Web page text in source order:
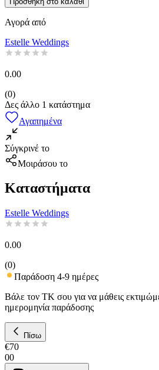
Αγορά από
Estelle Weddings
0.00
(0)
Δες άλλο 1 κατάστημα
Αγαπημένα
Σύγκρινέ το
Μοιράσου το
Καταστήματα
Estelle Weddings
0.00
(0)
Παράδοση 4-9 ημέρες
Βάλε τον ΤΚ σου για να μάθεις
ημερομηνία παράδοσης
Πίσω
€70
00